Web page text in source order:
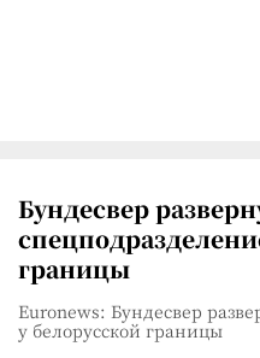
Бундесвер
границы
Euronews: Бундесвер
у белорусской границы